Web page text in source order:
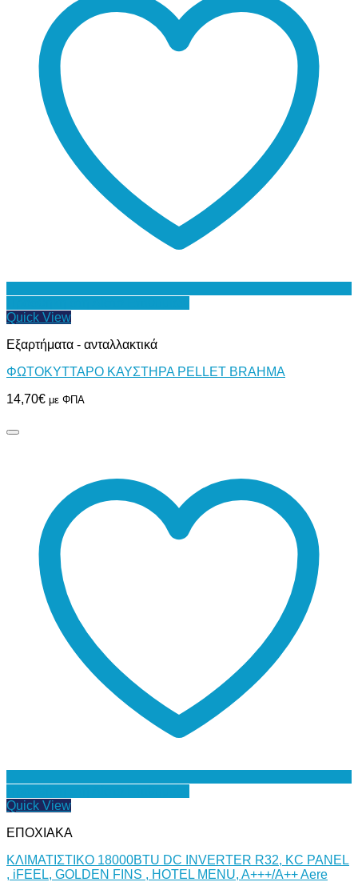
Quick View
Εξαρτήματα - ανταλλακτικά
ΦΩΤΟΚΥΤΤΑΡΟ ΚΑΥΣΤΗΡΑ PELLET BRAHMA
14,70€ με ΦΠΑ
Quick View
ΕΠΟΧΙΑΚΑ
ΚΛΙΜΑΤΙΣΤΙΚΟ 18000BTU DC INVERTER R32, KC PANEL
, iFEEL, GOLDEN FINS , HOTEL MENU, A+++/A++ Aere